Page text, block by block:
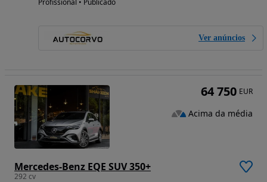
Profissional • Publicado
Ver anúncios
Mercedes-Benz EQE SUV 350+
292 cv
64 750 EUR
Acima da média